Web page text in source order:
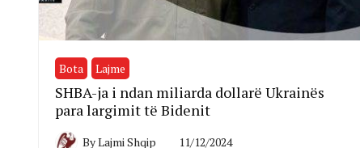
Bota Lajme
SHBA-ja i ndan miliarda dollarë Ukrainës
para largimit të Bidenit
ByLajmi Shqip 11/12/2024